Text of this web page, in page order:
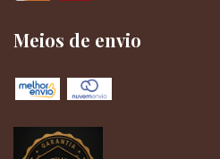
Meios de envio